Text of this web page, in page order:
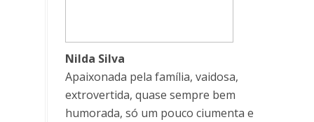
Nilda Silva
Apaixonada pela família, vaidosa,
extrovertida, quase sempre bem
humorada, só um pouco ciumenta e